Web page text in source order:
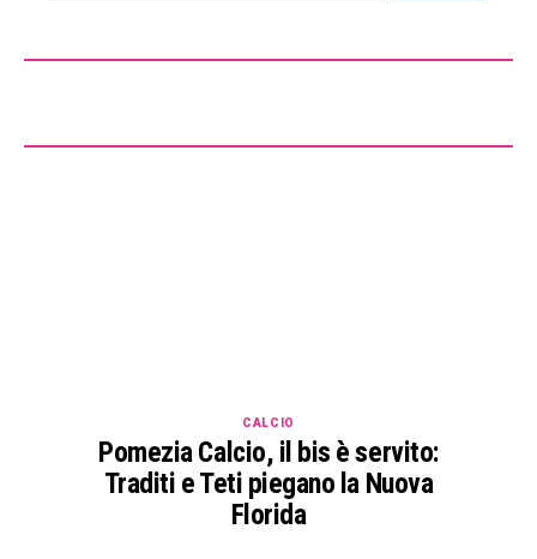
CALCIO
Pomezia Calcio, il bis è servito:
Traditi e Teti piegano la Nuova
Florida